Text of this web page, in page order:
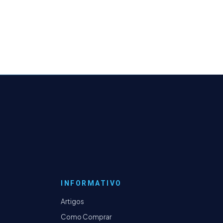
INFORMATIVO
Artigos
Como Comprar